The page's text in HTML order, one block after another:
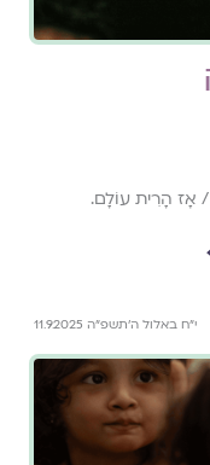
אָז הָרִית עוֹלָם.
י״ח באלול ה׳תשפ״ה 11.9.2025